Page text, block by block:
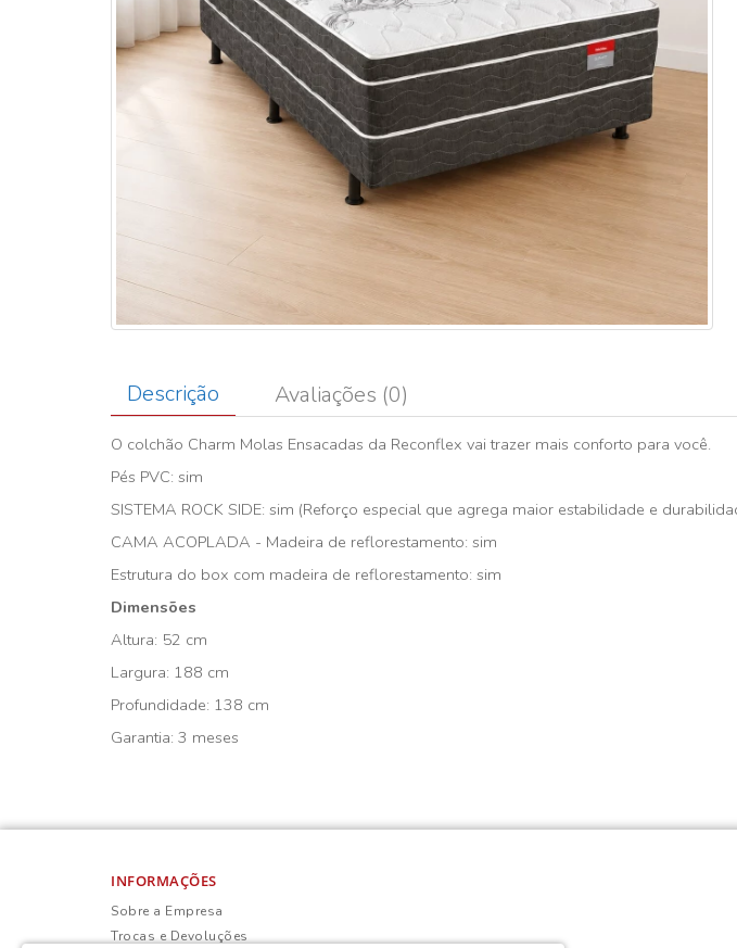
Descrição Avaliações (0)
O colchão Charm Molas Ensacadas da Reconflex vai trazer mais conforto para você.
Pés PVC: sim
SISTEMA ROCK SIDE: sim (Reforço especial que agrega maior estabilidade e
CAMA ACOPLADA - Madeira de reflorestamento: sim
Estrutura do box com madeira de reflorestamento: sim
Dimensões
Altura: 52 cm
Largura: 188 cm
Profundidade: 138 cm
Garantia: 3 meses
INFORMAÇÕES
Sobre a Empresa
Trocas e Devoluções